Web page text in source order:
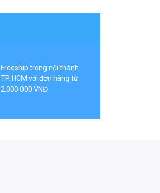
Freeship trong nội thành
TP. HCM với đơn hàng từ
2.000.000 VNĐ